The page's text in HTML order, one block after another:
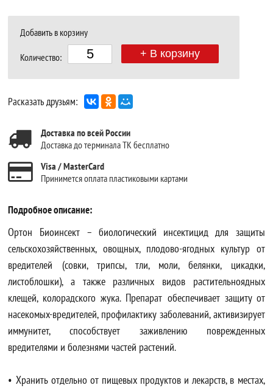
Добавить в корзину
Количество: + В корзину
Расказать друзьям:
Доставка по всей России
Доставка до терминала ТК бесплатно
Visa / MasterCard
Принимется оплата пластиковыми картами
Подробное описание:
Ортон Биоинсект – биологический инсектицид для защиты
сельскохозяйственных, овощных, плодово-ягодных культур от
вредителей (совки, трипсы, тли, моли, белянки, цикадки,
листоблошки), а также различных видов растительноядных
клещей, колорадского жука. Препарат обеспечивает защиту от
насекомых-вредителей, профилактику заболеваний, активизирует
иммунитет, способствует заживлению поврежденных
вредителями и болезнями частей растений.
• Хранить отдельно от пищевых продуктов и лекарств, в местах,